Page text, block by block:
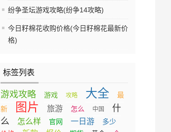
纷争圣坛游戏攻略(纷争14攻略)
今日籽棉花收购价格(今日籽棉花最新价
格)
标签列表
游戏攻略 游戏 攻略 大全
最
新
图片 旅游 怎么 中国
什
么
怎么样 官网 一日游
多少